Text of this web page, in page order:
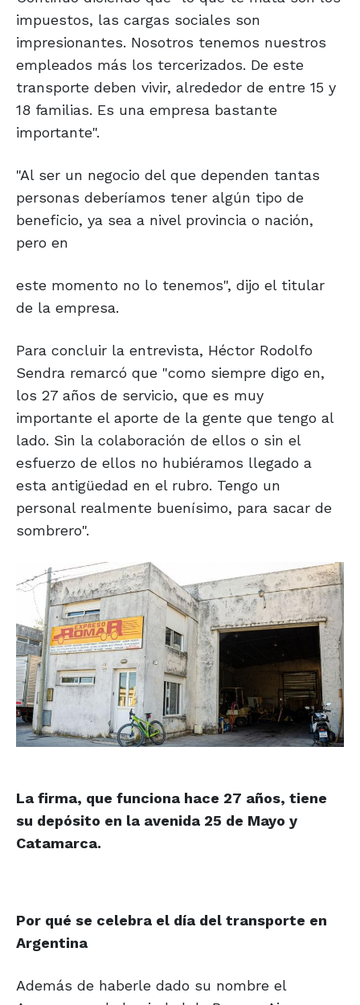
impuestos, las cargas sociales son
impresionantes. Nosotros tenemos nuestros
empleados más los tercerizados. De este
transporte deben vivir, alrededor de entre 15 y
18 familias. Es una empresa bastante
importante".
"Al ser un negocio del que dependen tantas
personas deberíamos tener algún tipo de
beneficio, ya sea a nivel provincia o nación,
pero en
este momento no lo tenemos", dijo el titular
de la empresa.
Para concluir la entrevista, Héctor Rodolfo
Sendra remarcó que "como siempre digo en,
los 27 años de servicio, que es muy
importante el aporte de la gente que tengo al
lado. Sin la colaboración de ellos o sin el
esfuerzo de ellos no hubiéramos llegado a
esta antigüedad en el rubro. Tengo un
personal realmente buenísimo, para sacar de
sombrero".
La firma, que funciona hace 27 años, tiene
su depósito en la avenida 25 de Mayo y
Catamarca.
Por qué se celebra el día del transporte en
Argentina
Además de haberle dado su nombre el